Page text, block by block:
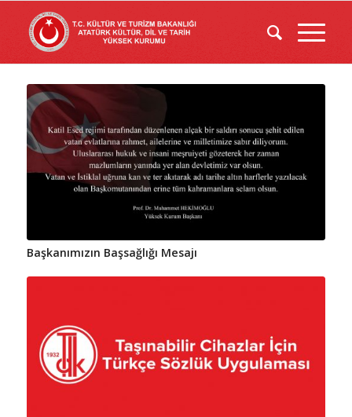
Başkanımızın Başsağlığı Mesajı